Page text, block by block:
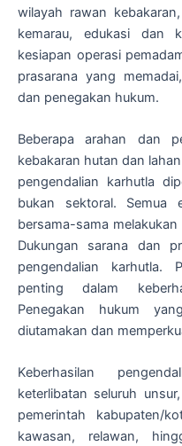
wilayah rawan
kemarau, edukasi dan
kesiapan operasi
prasarana yang
dan penegakan hukum.
Beberapa arahan dan
kebakaran hutan dan
pengendalian karhutla
bukan sektoral. Semua
bersama-sama
Dukungan sarana dan
pengendalian karhutla.
penting dalam
Penegakan hukum
diutamakan dan
Keberhasilan
keterlibatan seluruh
pemerintah kabupaten/
kawasan, relawan,